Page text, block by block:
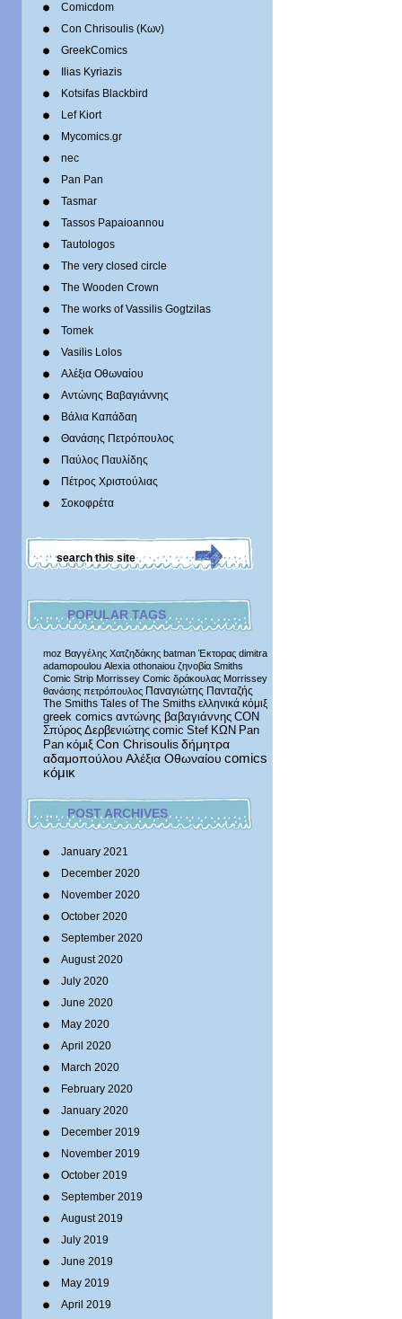
Comicdom
Con Chrisoulis (Κων)
GreekComics
Ilias Kyriazis
Kotsifas Blackbird
Lef Kiort
Mycomics.gr
nec
Pan Pan
Tasmar
Tassos Papaioannou
Tautologos
The very closed circle
The Wooden Crown
The works of Vassilis Gogtzilas
Tomek
Vasilis Lolos
Αλέξια Οθωναίου
Αντώνης Βαβαγιάννης
Βάλια Καπάδαη
Θανάσης Πετρόπουλος
Παύλος Παυλίδης
Πέτρος Χριστούλιας
Σοκοφρέτα
POPULAR TAGS
moz Βαγγέλης Χατζηδάκης batman Έκτορας dimitra
adamopoulou Alexia othonaiou ζηνοβία Smiths
Comic Strip Morrissey Comic δράκουλας Morrissey
θανάσης πετρόπουλος Παναγιώτης Πανταζής
The Smiths Tales of The Smiths ελληνικά κόμιξ
greek comics αντώνης βαβαγιάννης CON
Σπύρος Δερβενιώτης comic Stef ΚΩΝ Pan
Pan κόμιξ Con Chrisoulis δήμητρα
αδαμοπούλου Αλέξια Οθωναίου comics
κόμικ
POST ARCHIVES
January 2021
December 2020
November 2020
October 2020
September 2020
August 2020
July 2020
June 2020
May 2020
April 2020
March 2020
February 2020
January 2020
December 2019
November 2019
October 2019
September 2019
August 2019
July 2019
June 2019
May 2019
April 2019